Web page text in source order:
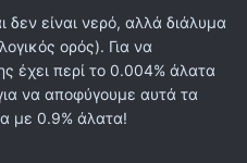
δεν είναι νερό, αλλά διάλυμα
ορός). Για να
έχει περί το 0.004% άλατα
να αποφύγουμε αυτά τα
με 0.9% άλατα!